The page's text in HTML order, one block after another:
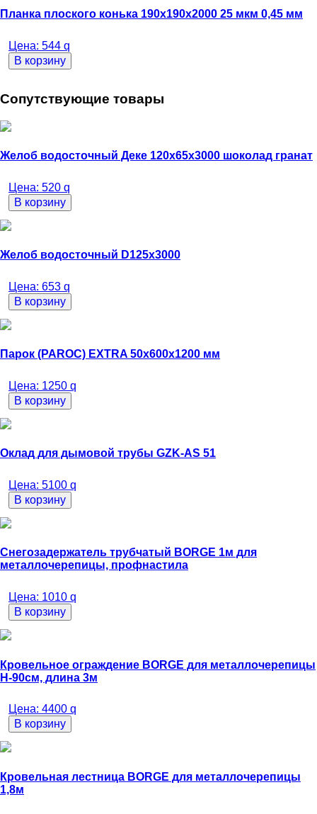
Планка плоского конька 190х190х2000 25 мкм 0,45 мм
Цена: 544 q
В корзину
Сопутствующие товары
Желоб водосточный Деке 120х65х3000 шоколад гранат
Цена: 520 q
В корзину
Желоб водосточный D125х3000
Цена: 653 q
В корзину
Парок (PAROC) EXTRA 50х600х1200 мм
Цена: 1250 q
В корзину
Оклад для дымовой трубы GZK-AS 51
Цена: 5100 q
В корзину
Снегозадержатель трубчатый BORGE 1м для
металлочерепицы, профнастила
Цена: 1010 q
В корзину
Кровельное ограждение BORGE для металлочерепицы
H-90см, длина 3м
Цена: 4400 q
В корзину
Кровельная лестница BORGE для металлочерепицы
1,8м